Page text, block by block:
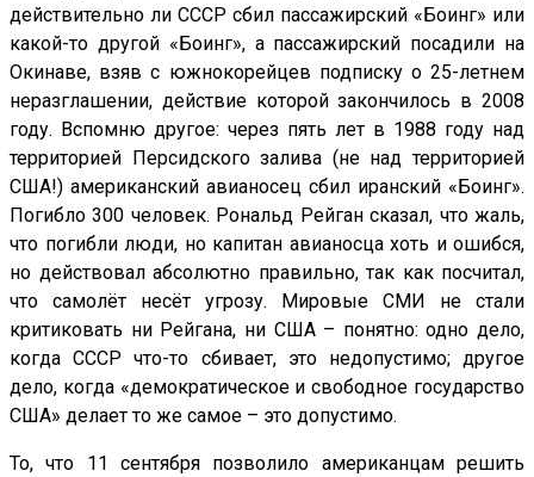
действительно ли СССР сбил пассажирский «Боинг» или
какой-то другой «Боинг», а пассажирский посадили на
Окинаве, взяв с южнокорейцев подписку о 25-летнем
неразглашении, действие которой закончилось в 2008
году. Вспомню другое: через пять лет в 1988 году над
территорией Персидского залива (не над территорией
США!) американский авианосец сбил иранский «Боинг».
Погибло 300 человек. Рональд Рейган сказал, что жаль,
что погибли люди, но капитан авианосца хоть и ошибся,
но действовал абсолютно правильно, так как посчитал,
что самолёт несёт угрозу. Мировые СМИ не стали
критиковать ни Рейгана, ни США – понятно: одно дело,
когда СССР что-то сбивает, это недопустимо; другое
дело, когда «демократическое и свободное государство
США» делает то же самое – это допустимо.
То, что 11 сентября позволило американцам решить